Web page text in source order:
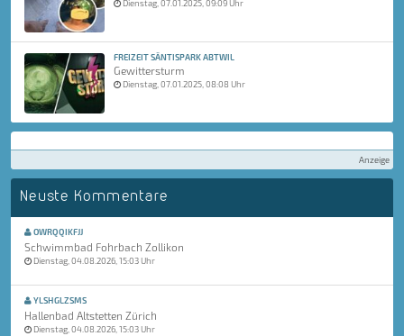
Dienstag, 07.01.2025, 09:09 Uhr
FREIZEIT SÄNTISPARK ABTWIL
Gewittersturm
Dienstag, 07.01.2025, 08:08 Uhr
Anzeige
Neuste Kommentare
OWRQQIKFJJ
Schwimmbad Fohrbach Zollikon
Dienstag, 04.08.2026, 15:03 Uhr
YLSHGLZSMS
Hallenbad Altstetten Zürich
Dienstag, 04.08.2026, 15:03 Uhr